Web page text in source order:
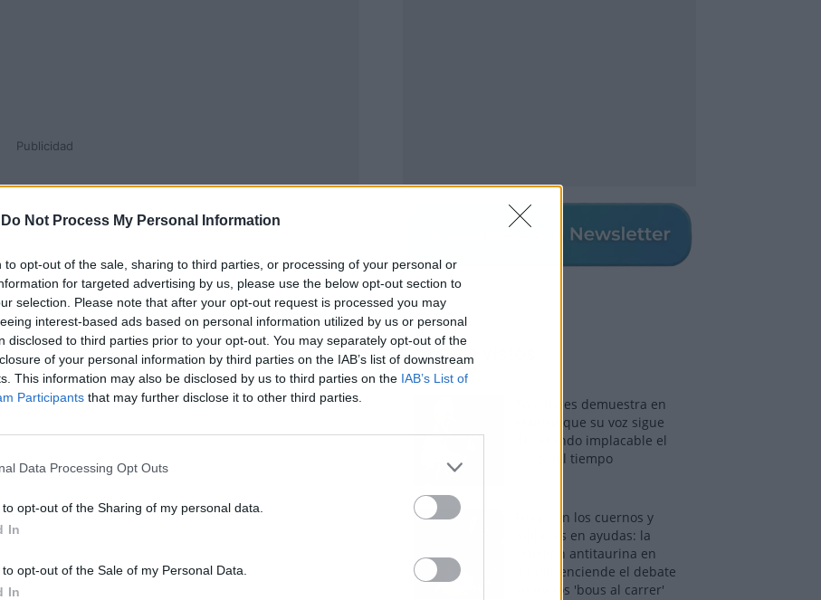
Do Not Process My Personal Information
to opt-out of the sale, sharing to third parties, or processing of your personal or
for targeted advertising by us, please use the below opt-out section to
selection. Please note that after your opt-out request is processed you may
interest-based ads based on personal information utilized by us or personal
disclosed to third parties prior to your opt-out. You may separately opt-out of the
of your personal information by third parties on the IAB’s list of downstream
This information may also be disclosed by us to third parties on the IAB’s List of
Participants that may further disclose it to other third parties.
Data Processing Opt Outs
to opt-out of the Sharing of my personal data.
In
to opt-out of the Sale of my Personal Data.
In
Publicidad
Los más vistos
Tom Jones demuestra en
Madrid que su voz sigue
desafiando implacable el
paso del tiempo
Fuego en los cuernos y
millones en ayudas: la
rebelión antitaurina en
Alfafar enciende el debate
sobre los 'bous al carrer'